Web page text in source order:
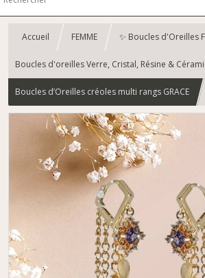
Accueil FEMME ✨ Boucles d'Oreilles
Boucles d'oreilles Verre, Cristal, Résine &
Boucles d’Oreilles créoles multi rangs GRACE